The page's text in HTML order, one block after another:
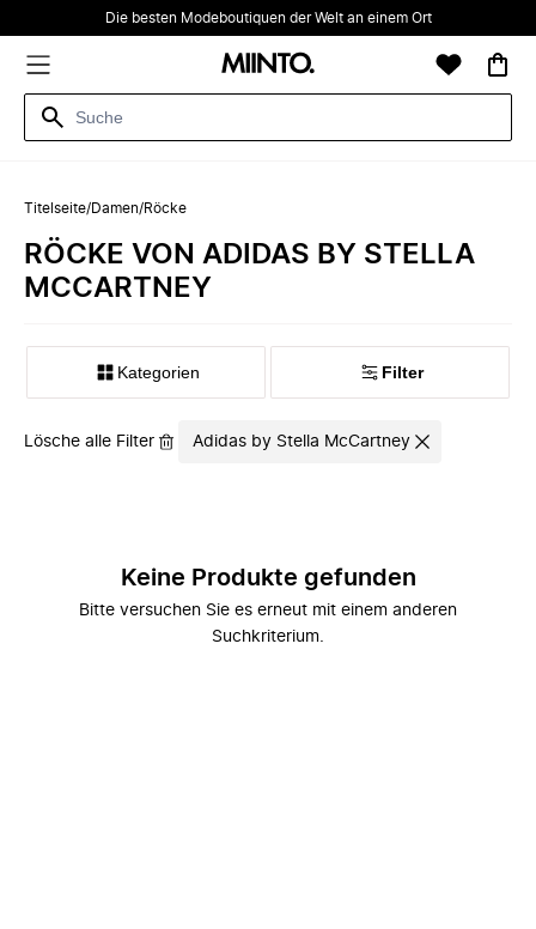
Die besten Modeboutiquen der Welt an einem Ort
Titelseite/Damen/Röcke
RÖCKE VON ADIDAS BY STELLA
MCCARTNEY
Kategorien Filter
Lösche alle Filter Adidas by Stella McCartney
Keine Produkte gefunden
Bitte versuchen Sie es erneut mit einem anderen
Suchkriterium.